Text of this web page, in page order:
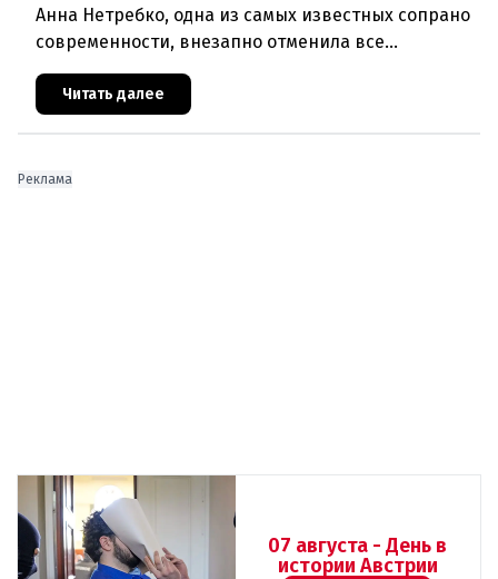
Анна Нетребко, одна из самых известных сопрано
современности, внезапно отменила все
запланированные выступления. Причиной стала
физическая и вокальная истощ
Читать далее
Реклама
07 августа - День в
истории Австрии